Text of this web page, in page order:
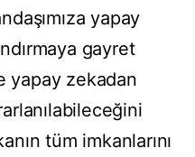
yapay
gayret
yapay zekadan
tüm imkanlarını